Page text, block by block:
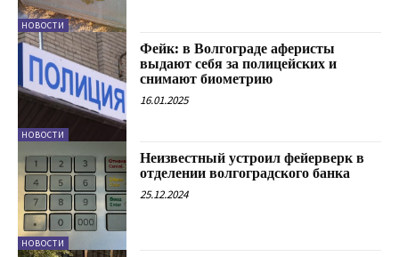
НОВОСТИ
НОВОСТИ
Фейк: в Волгограде аферисты
выдают себя за полицейских и
снимают биометрию
16.01.2025
НОВОСТИ
Неизвестный устроил фейерверк в
отделении волгоградского банка
25.12.2024